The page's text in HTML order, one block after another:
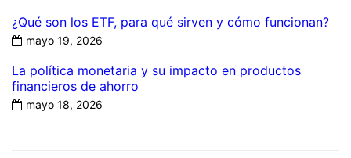
¿Qué son los ETF, para qué sirven y cómo funcionan?
mayo 19, 2026
La política monetaria y su impacto en productos
financieros de ahorro
mayo 18, 2026